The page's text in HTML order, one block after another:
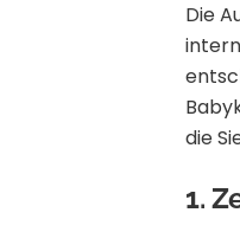
Die
die
1.